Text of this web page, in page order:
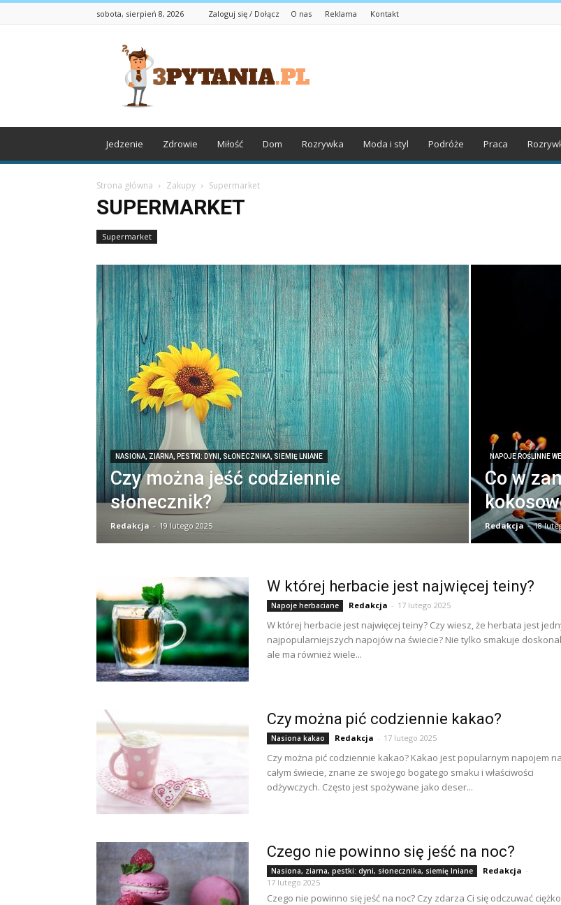
sobota, sierpień 8, 2026 Zaloguj się / Dołącz O nas Reklama Kontakt
3pytania.pl
Jedzenie Zdrowie Miłość Dom Rozrywka Moda i styl Podróże Praca
Strona główna Zakupy Supermarket
SUPERMARKET
Supermarket
NASIONA, ZIARNA, PESTKI: DYNI, SŁONECZNIKA, SIEMIĘ LNIANE
Czy można jeść codziennie
słonecznik?
Redakcja - 19 lutego 2025
NAPOJE ROŚLINNE
Co w
Redakcja - 18
W której herbacie jest najwięcej teiny?
Napoje herbaciane Redakcja - 17 lutego 2025
W której herbacie jest najwięcej teiny? Czy wiesz, że herbata jest
najpopularniejszych napojów na świecie? Nie tylko smakuje
ale ma również wiele...
Czy można pić codziennie kakao?
Nasiona kakao Redakcja - 17 lutego 2025
Czy można pić codziennie kakao? Kakao jest popularnym napojem na
całym świecie, znane ze swojego bogatego smaku i właściwości
odżywczych. Często jest spożywane jako deser...
Czego nie powinno się jeść na noc?
Nasiona, ziarna, pestki: dyni, słonecznika, siemię lniane Redakcja -
17 lutego 2025
Czego nie powinno się jeść na noc? Czy zdarza Ci się odczuwać